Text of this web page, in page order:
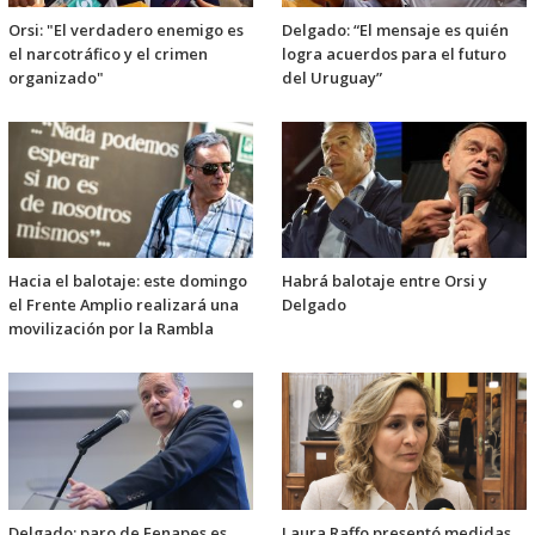
Orsi: "El verdadero enemigo es
el narcotráfico y el crimen
organizado"
Delgado: “El mensaje es quién
logra acuerdos para el futuro
del Uruguay”
Hacia el balotaje: este domingo
el Frente Amplio realizará una
movilización por la Rambla
Habrá balotaje entre Orsi y
Delgado